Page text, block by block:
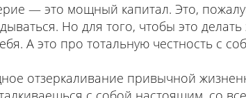
— это мощный капитал. Это,
Но для того, чтобы это
А это про тотальную честность с
отзеркаливание привычной